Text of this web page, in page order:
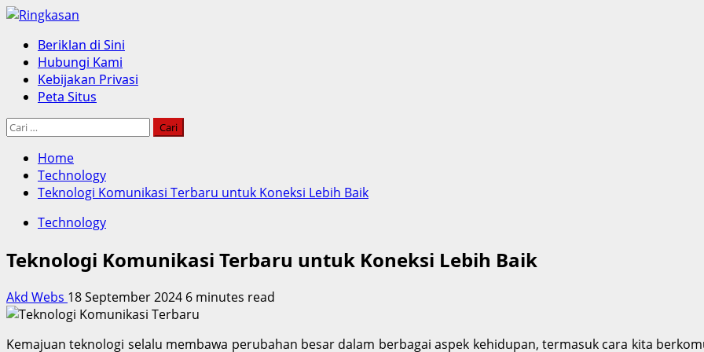
Skip
content
Primary
Menu
Beriklan di Sini
Hubungi Kami
Kebijakan Privasi
Peta Situs
Cari
Home
Technology
Teknologi Komunikasi Terbaru untuk Koneksi Lebih Baik
Technology
Teknologi Komunikasi Terbaru untuk Koneksi Lebih Baik
Akd Webs 18 September 2024 6 minutes read
Kemajuan teknologi selalu membawa perubahan besar dalam berbagai aspek kehidupan, termasuk cara kita